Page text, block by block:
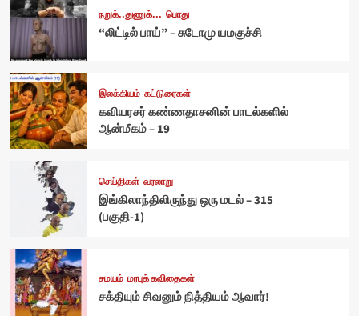
நறுக்..துணுக்... பொது
“லிட்டில் பாய்” – சுடோமு யமகுச்சி
இலக்கியம் கட்டுரைகள்
கவியரசர் கண்ணதாசனின் பாடல்களில்
ஆன்மீகம் – 19
செய்திகள் வரலாறு
இங்கிலாந்திலிருந்து ஒரு மடல் – 315
(பகுதி-1)
சமயம் மரபுக் கவிதைகள்
சக்தியும் சிவனும் நித்தியம் ஆவார்!